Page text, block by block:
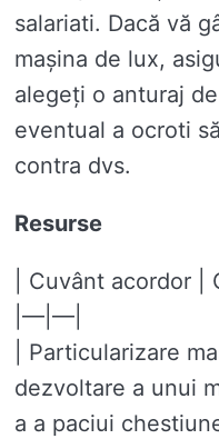
salariati. Dacă vă
mașina de lux,
alegeți o anturaj
eventual a ocroti
contra dvs.
Resurse
| Cuvânt acordor |
|—|—|
| Particularizare
dezvoltare a unui
a a paciui